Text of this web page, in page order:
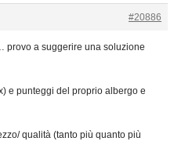
#20886
provo a suggerire una soluzione
e punteggi del proprio albergo e
qualità (tanto più quanto più